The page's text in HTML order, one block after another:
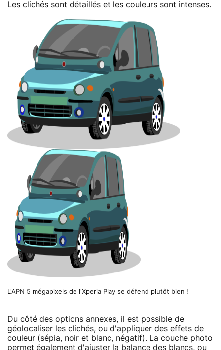
Les clichés sont détaillés et les couleurs sont intenses.
L'APN 5 mégapixels de l'Xperia Play se défend plutôt bien !
Du côté des options annexes, il est possible de
géolocaliser les clichés, ou d'appliquer des effets de
couleur (sépia, noir et blanc, négatif). La couche photo
permet également d'ajuster la balance des blancs, ou